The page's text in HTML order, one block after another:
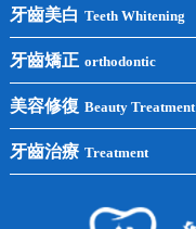
前牙種植
後牙種植
單顆種植
半口種植
全口種植
牙齒美白 Teeth Whitening
冷光美白
洗牙
黃黑牙
四環素牙
常見問題
牙齒矯正 orthodontic
牙齒矯正
兒童矯正
美容修復 Beauty Treatment
全瓷牙
牙齒治療 Treatment